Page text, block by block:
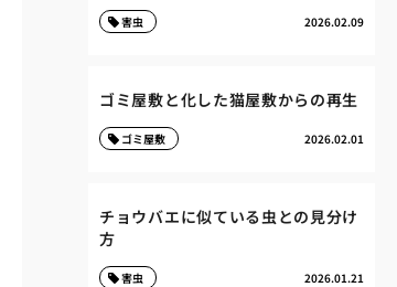
2026.02.09
害虫
ゴミ屋敷と化した猫屋敷からの再生
2026.02.01
ゴミ屋敷
チョウバエに似ている虫との見分け
方
2026.01.21
害虫